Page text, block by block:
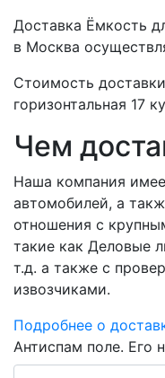
Доставка Ёмкость
в Москва
Стоимость
горизонтальная 17
Чем
Наша компания
автомобилей, а
отношения с
такие как Деловые
т.д. а также с
извозчиками.
Подробнее о
Антиспам поле. Его